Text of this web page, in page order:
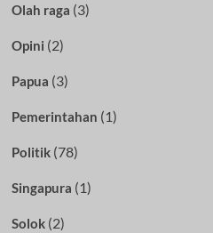
Olah raga (3)
Opini (2)
Papua (3)
Pemerintahan (1)
Politik(78)
Singapura (1)
Solok(2)